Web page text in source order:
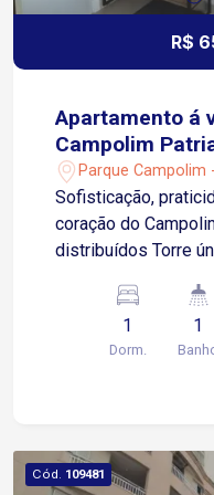
R$
Apartamento á
Campolim
Parque Campolim
Sofisticação,
coração do
distribuídos Torre
morar! Sala
TV Cozinha
Eletrodomésticos
determinada e
elétrico Depósito
1
Dorm.
1
Cód. 109481